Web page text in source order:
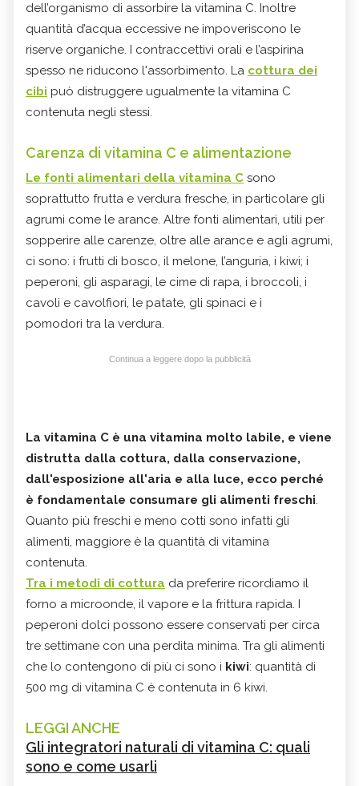
dell’organismo di assorbire la vitamina C. Inoltre
quantità d’acqua eccessive ne impoveriscono le
riserve organiche. I contraccettivi orali e l’aspirina
spesso ne riducono l'assorbimento. La cottura dei
cibi può distruggere ugualmente la vitamina C
contenuta negli stessi.
Carenza di vitamina C e alimentazione
Le fonti alimentari della vitamina C sono
soprattutto frutta e verdura fresche, in particolare gli
agrumi come le arance. Altre fonti alimentari, utili per
sopperire alle carenze, oltre alle arance e agli agrumi,
ci sono: i frutti di bosco, il melone, l’anguria, i kiwi; i
peperoni, gli asparagi, le cime di rapa, i broccoli, i
cavoli e cavolfiori, le patate, gli spinaci e i
pomodori tra la verdura.
Continua a leggere dopo la pubblicità
La vitamina C è una vitamina molto labile, e viene
distrutta dalla cottura, dalla conservazione,
dall'esposizione all'aria e alla luce, ecco perché
è fondamentale consumare gli alimenti freschi.
Quanto più freschi e meno cotti sono infatti gli
alimenti, maggiore è la quantità di vitamina
contenuta.
Tra i metodi di cottura da preferire ricordiamo il
forno a microonde, il vapore e la frittura rapida. I
peperoni dolci possono essere conservati per circa
tre settimane con una perdita minima. Tra gli alimenti
che lo contengono di più ci sono i kiwi: quantità di
500 mg di vitamina C è contenuta in 6 kiwi.
LEGGI ANCHE
Gli integratori naturali di vitamina C: quali
sono e come usarli